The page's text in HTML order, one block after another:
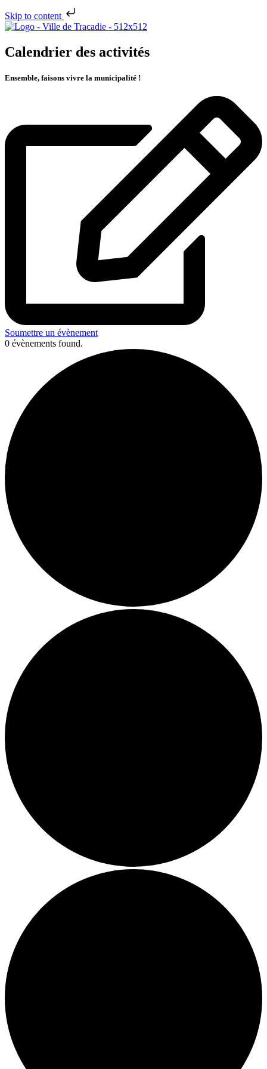
Skip to content
Calendrier des activités
Ensemble, faisons vivre la municipalité !
Soumettre un évènement
0 évènements found.